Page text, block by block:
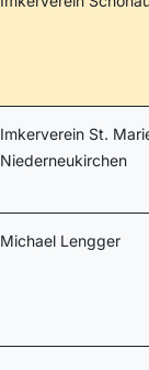
Imkerverein St.
Niederneukirchen
Michael Lengger